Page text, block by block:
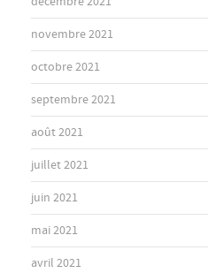
novembre 2021
octobre 2021
septembre 2021
août 2021
juillet 2021
juin 2021
mai 2021
avril 2021